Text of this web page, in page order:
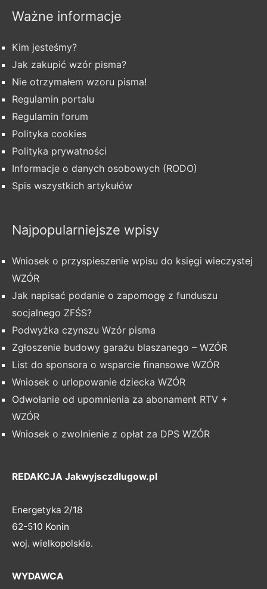
Ważne informacje
Kim jesteśmy?
Jak zakupić wzór pisma?
Nie otrzymałem wzoru pisma!
Regulamin portalu
Regulamin forum
Polityka cookies
Polityka prywatności
Informacje o danych osobowych (RODO)
Spis wszystkich artykułów
Najpopularniejsze wpisy
Wniosek o przyspieszenie wpisu do księgi wieczystej
WZÓR
Jak napisać podanie o zapomogę z funduszu
socjalnego ZFŚS?
Podwyżka czynszu Wzór pisma
Zgłoszenie budowy garażu blaszanego – WZÓR
List do sponsora o wsparcie finansowe WZÓR
Wniosek o urlopowanie dziecka WZÓR
Odwołanie od upomnienia za abonament RTV +
WZÓR
Wniosek o zwolnienie z opłat za DPS WZÓR
REDAKCJA Jakwyjsczdlugow.pl
Energetyka 2/18
62-510 Konin
woj. wielkopolskie.
WYDAWCA